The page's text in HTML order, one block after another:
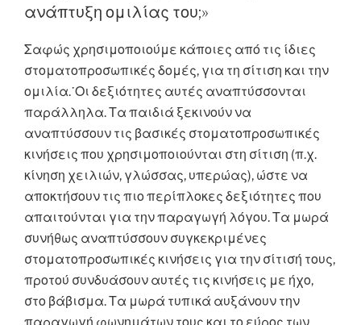
ανάπτυξη ομιλίας του;»
Σαφώς χρησιμοποιούμε κάποιες από τις ίδιες
στοματοπροσωπικές δομές, για τη σίτιση και την
ομιλία.˙Οι δεξιότητες αυτές αναπτύσσονται
παράλληλα. Τα παιδιά ξεκινούν να
αναπτύσσουν τις βασικές στοματοπροσωπικές
κινήσεις που χρησιμοποιούνται στη σίτιση (π.χ.
κίνηση χειλιών, γλώσσας, υπερώας), ώστε να
αποκτήσουν τις πιο περίπλοκες δεξιότητες που
απαιτούνται για την παραγωγή λόγου. Τα μωρά
συνήθως αναπτύσσουν συγκεκριμένες
στοματοπροσωπικές κινήσεις για την σίτισή τους,
προτού συνδυάσουν αυτές τις κινήσεις με ήχο,
στο βάβισμα. Τα μωρά τυπικά αυξάνουν την